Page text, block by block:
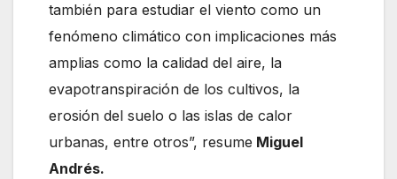
también para estudiar el viento como un
fenómeno climático con implicaciones más
amplias como la calidad del aire, la
evapotranspiración de los cultivos, la
erosión del suelo o las islas de calor
urbanas, entre otros”, resume Miguel
Andrés.